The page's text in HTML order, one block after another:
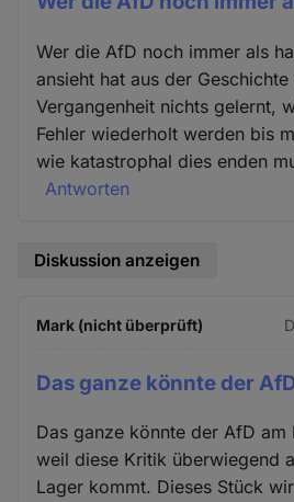
Wer die AfD noch immer als
ansieht hat aus der Geschichte
Vergangenheit nichts gelernt,
Fehler wiederholt werden bis
wie katastrophal dies enden
Antworten
Diskussion anzeigen
Mark (nicht überprüft)
Das ganze könnte der
Das ganze könnte der AfD am
weil diese Kritik überwiegend
Lager kommt. Dieses Stück